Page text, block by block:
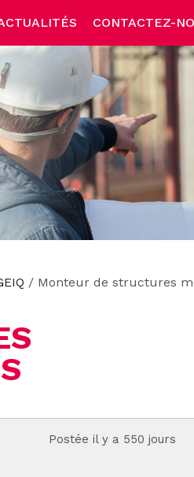
CONTACTEZ-
/ Monteur de structures
Postée il y a 550 jours